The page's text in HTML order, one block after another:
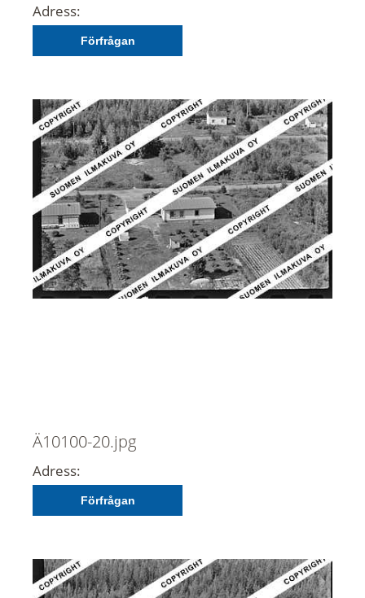
Adress:
Förfrågan
Ä10100-20.jpg
Adress:
Förfrågan